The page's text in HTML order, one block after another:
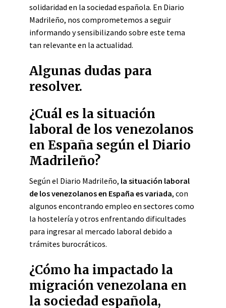
solidaridad en la sociedad española. En Diario
Madrileño, nos comprometemos a seguir
informando y sensibilizando sobre este tema
tan relevante en la actualidad.
Algunas dudas para
resolver.
¿Cuál es la situación
laboral de los venezolanos
en España según el Diario
Madrileño?
Según el Diario Madrileño, la situación laboral
de los venezolanos en España es variada, con
algunos encontrando empleo en sectores como
la hostelería y otros enfrentando dificultades
para ingresar al mercado laboral debido a
trámites burocráticos.
¿Cómo ha impactado la
migración venezolana en
la sociedad española,